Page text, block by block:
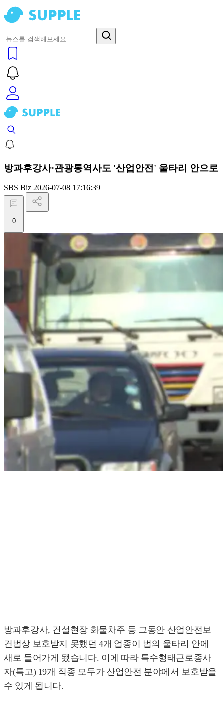
방과후강사·관광통역사도 '산업안전' 울타리 안으로
SBS Biz 2026-07-08 17:16:39
0
방과후강사, 건설현장 화물차주 등 그동안 산업안전보
건법상 보호받지 못했던 4개 업종이 법의 울타리 안에
새로 들어가게 됐습니다. 이에 따라 특수형태근로종사
자(특고) 19개 직종 모두가 산업안전 분야에서 보호받을
수 있게 됩니다.